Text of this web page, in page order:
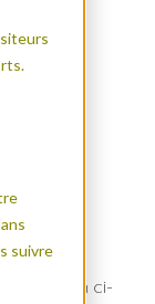
suivre
la section ci-